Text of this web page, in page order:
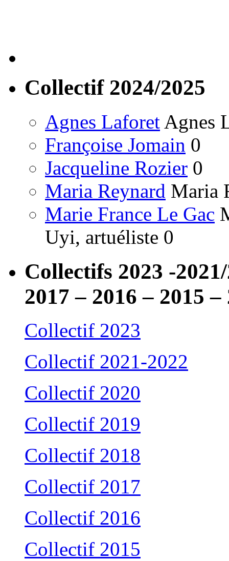
Collectif 2024/2025
Agnes Laforet Agnes
Françoise Jomain 0
Jacqueline Rozier 0
Maria Reynard Maria
Marie France Le Gac
Uyi, artuéliste 0
Collectifs 2023 -
2017 – 2016 – 2015
Collectif 2023
Collectif 2021-2022
Collectif 2020
Collectif 2019
Collectif 2018
Collectif 2017
Collectif 2016
Collectif 2015